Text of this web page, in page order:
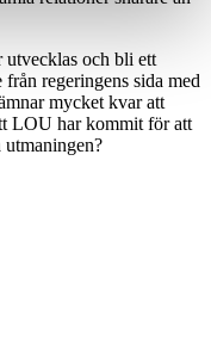
och bli ett
från regeringens sida med
mycket kvar att
LOU har kommit för att
utmaningen?